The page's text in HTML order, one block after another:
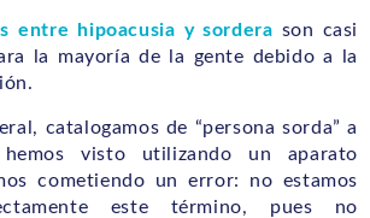
entre hipoacusia y sordera son casi
la mayoría de la gente debido a la
catalogamos de “persona sorda” a
visto utilizando un aparato
cometiendo un error: no estamos
este término, pues no